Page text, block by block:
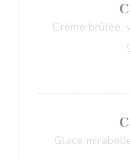
Crème brûlée,
Glace